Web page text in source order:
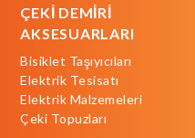
ÇEKİ DEMİRİ
AKSESUARLARI
Bisiklet Taşıyıcıları
Elektrik Tesisatı
Elektrik Malzemeleri
Çeki Topuzları